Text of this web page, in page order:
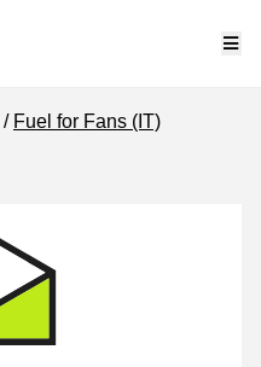
Fuel for Fans (IT)